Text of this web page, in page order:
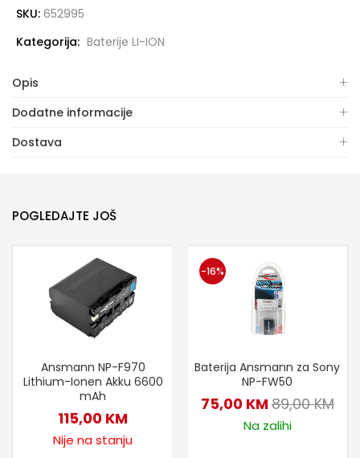
SKU: 652995
Kategorija: Baterije LI-ION
Opis
Dodatne informacije
Dostava
POGLEDAJTE JOŠ
Ansmann NP-F970
Lithium-Ionen Akku 6600
mAh
115,00 KM
Nije na stanju
-16%
Baterija Ansmann za Sony
NP-FW50
75,00 KM89,00KM
Na zalihi